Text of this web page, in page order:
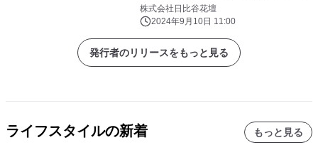
ュシュフルール」 9月10日（火）から
日比谷花壇の店頭限定で販売開始
株式会社日比谷花壇
2024年9月10日 11:00
発行者のリリースをもっと見る
ライフスタイルの新着 もっと見る